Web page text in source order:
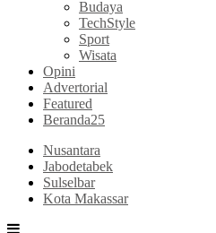
Budaya
TechStyle
Sport
Wisata
Opini
Advertorial
Featured
Beranda25
Nusantara
Jabodetabek
Sulselbar
Kota Makassar